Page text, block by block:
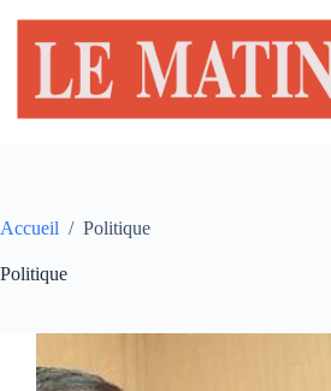
contenu
Accueil / Politique
Politique